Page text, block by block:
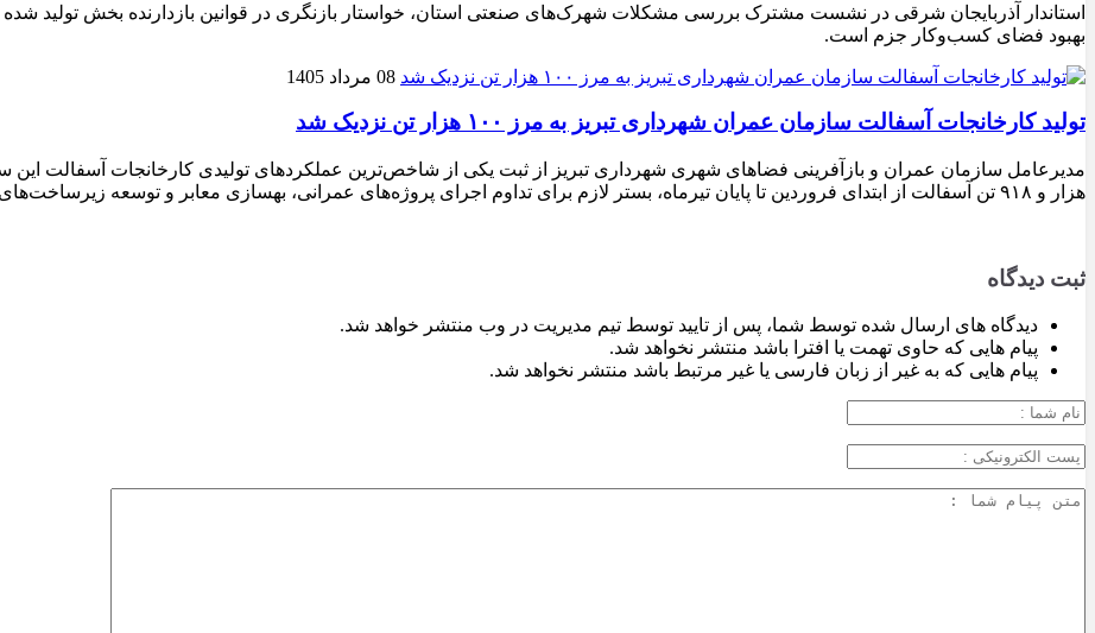
استاندار آذربایجان شرقی در نشست مشترک بررسی مشکلات شهرک‌های صنعتی استان، خواستار بازنگری در قوانین بازدارنده بخش تولید
بهبود فضای کسب‌وکار جزم است.
08 مرداد 1405
تولید کارخانجات آسفالت سازمان عمران شهرداری تبریز به مرز ۱۰۰ هزار تن نزدیک شد
هزار و ۹۱۸ تن آسفالت از ابتدای فروردین تا پایان تیرماه، بستر لازم برای تداوم اجرای پروژه‌های عمرانی، بهسازی معابر و توسعه زیرساخت‌های شهری در سطح تبریز فراهم شده است.
ثبت دیدگاه
دیدگاه های ارسال شده توسط شما، پس از تایید توسط تیم مدیریت در وب منتشر خواهد شد.
پیام هایی که حاوی تهمت یا افترا باشد منتشر نخواهد شد.
پیام هایی که به غیر از زبان فارسی یا غیر مرتبط باشد منتشر نخواهد شد.